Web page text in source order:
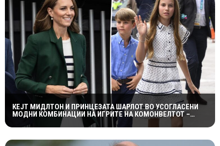
КЕЈТ МИДЛТОН И ПРИНЦЕЗАТА ШАРЛОТ ВО УСОГЛАСЕНИ
МОДНИ КОМБИНАЦИИ НА ИГРИТЕ НА КОМОНВЕЛТОТ –
КРАЛСКОТО СЕМЕЈСТВО ГО ПРИВЛЕЧЕ ЦЕЛОТО ВНИМАНИЕ